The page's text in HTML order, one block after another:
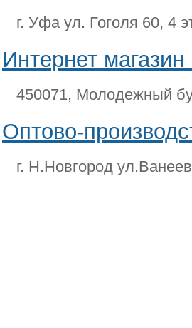
г. Уфа ул. Гоголя 60, 4
Интернет
450071, Молодежный
Оптово-
г. Н.Новгород